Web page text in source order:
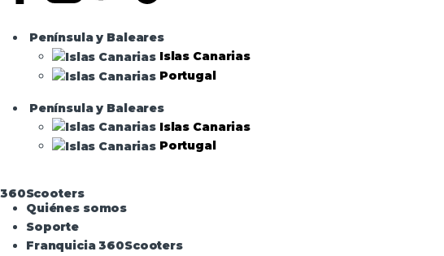
Península y Baleares
Islas Canarias
Portugal
Península y Baleares
Islas Canarias
Portugal
360Scooters
Quiénes somos
Soporte
Franquicia 360Scooters